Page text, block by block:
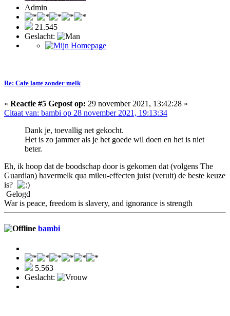
Admin
21.545
Geslacht:
Re: Cafe latte zonder melk
« Reactie #5 Gepost op: 29 november 2021, 13:42:28 »
Citaat van: bambi op 28 november 2021, 19:13:34
Dank je, toevallig net gekocht.
Het is zo jammer als je het goede wil doen en het is niet
beter.
Eh, ik hoop dat de boodschap door is gekomen dat (volgens The
Guardian) havermelk qua mileu-effecten juist (veruit) de beste keuze
is?
Gelogd
War is peace, freedom is slavery, and ignorance is strength
bambi
5.563
Geslacht: